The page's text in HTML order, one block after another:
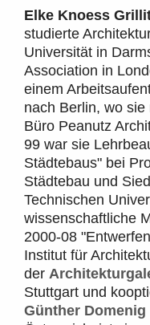
Elke Knoess
studierte
Universität in
Association in
einem
nach Berlin, wo
Büro Peanutz
99 war sie
Städtebaus" bei
Städtebau und
Technischen
wissenschaftliche
2000-08
Institut für
der
Stuttgart und
Günther